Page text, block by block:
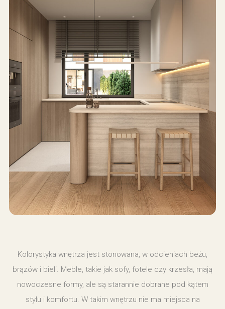
Kolorystyka wnętrza jest stonowana, w odcieniach beżu,
brązów i bieli. Meble, takie jak sofy, fotele czy krzesła, mają
nowoczesne formy, ale są starannie dobrane pod kątem
stylu i komfortu. W takim wnętrzu nie ma miejsca na